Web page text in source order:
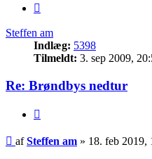
Steffen am
Indlæg: 5398
Tilmeldt: 3. sep 2009,
Re: Brøndbys nedtur
Indlæg
afSteffen am » 18. feb 2019,